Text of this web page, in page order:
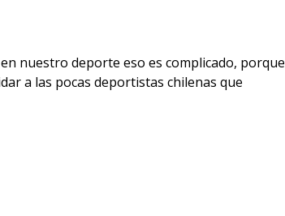
nuestro deporte eso es complicado, porque
a las pocas deportistas chilenas que